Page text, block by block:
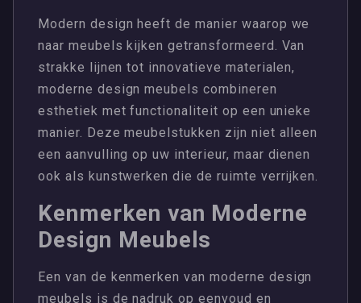
Modern design heeft de manier waarop we
naar meubels kijken getransformeerd. Van
strakke lijnen tot innovatieve materialen,
moderne design meubels combineren
esthetiek met functionaliteit op een unieke
manier. Deze meubelstukken zijn niet alleen
een aanvulling op uw interieur, maar dienen
ook als kunstwerken die de ruimte verrijken.
Kenmerken van Moderne
Design Meubels
Een van de kenmerken van moderne design
meubels is de nadruk op eenvoud en